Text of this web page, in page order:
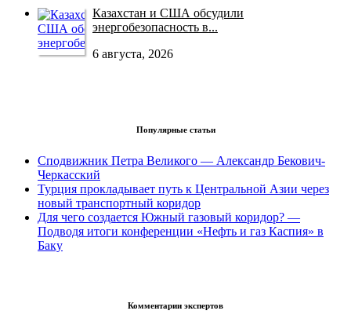
Казахстан и США обсудили
энергобезопасность в...
6 августа, 2026
Популярные статьи
Сподвижник Петра Великого — Александр Бекович-
Черкасский
Турция прокладывает путь к Центральной Азии через
новый транспортный коридор
Для чего создается Южный газовый коридор? —
Подводя итоги конференции «Нефть и газ Каспия» в
Баку
Комментарии экспертов